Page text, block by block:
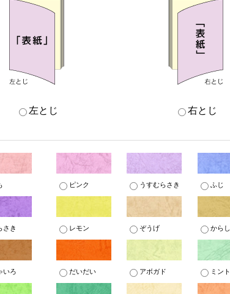
左とじ 右とじ
ピンク うすむらさき ふじ
さき レモン ぞうげ からし
いろ だいだい アボガド ミント